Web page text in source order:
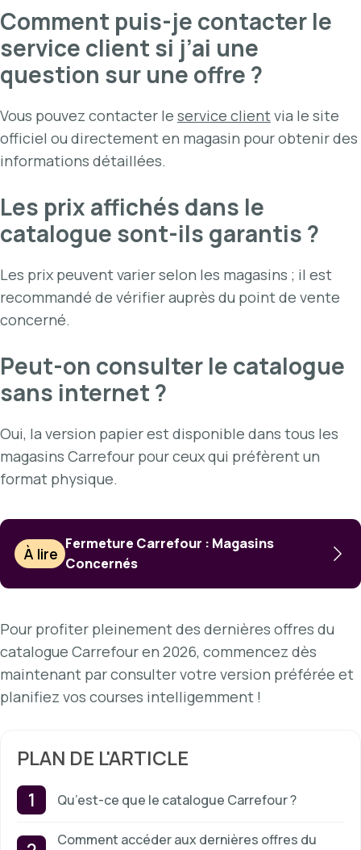
Comment puis-je contacter le
service client si j’ai une
question sur une offre ?
Vous pouvez contacter le service clientvia le site
officiel ou directement en magasin pour obtenir des
informations détaillées.
Les prix affichés dans le
catalogue sont-ils garantis ?
Les prix peuvent varier selon les magasins ; il est
recommandé de vérifier auprès du point de vente
concerné.
Peut-on consulter le catalogue
sans internet ?
Oui, la version papier est disponible dans tous les
magasins Carrefour pour ceux qui préfèrent un
format physique.
À lire
Fermeture Carrefour : Magasins
Concernés
Pour profiter pleinement des dernières offres du
catalogue Carrefour en 2026, commencez dès
maintenant par consulter votre version préférée et
planifiez vos courses intelligemment !
PLAN DE L'ARTICLE
Qu’est-ce que le catalogue Carrefour ?
Comment accéder aux dernières offres du